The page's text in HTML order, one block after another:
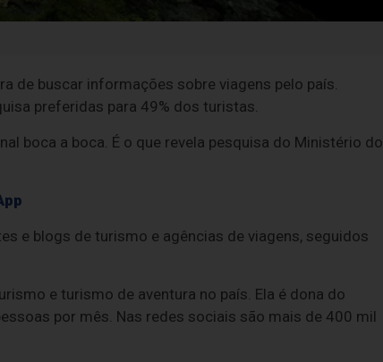
de buscar informações sobre viagens pelo país.
preferidas para 49% dos turistas.
boca a boca. É o que revela pesquisa do Ministério do
e blogs de turismo e agências de viagens, seguidos
e turismo de aventura no país. Ela é dona do
por mês. Nas redes sociais são mais de 400 mil